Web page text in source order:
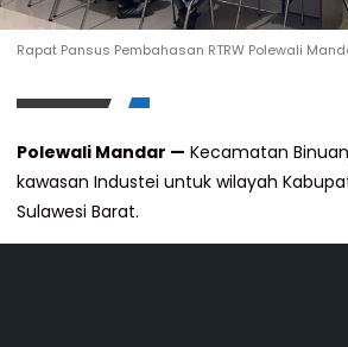
Rapat Pansus Pembahasan RTRW Polewali
Polewali Mandar — Kecamatan
kawasan Industei untuk wilayah
Sulawesi Barat.